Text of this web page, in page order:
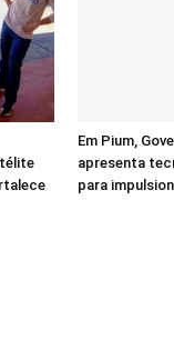
Em Pium,
apresenta
para